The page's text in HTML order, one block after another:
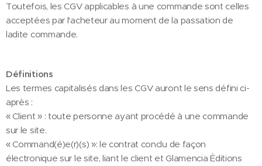
Toutefois, les CGV applicables à une commande sont celles
acceptées par l'acheteur au moment de la passation de
ladite commande.
Définitions
Les termes capitalisés dans les CGV auront le sens défini ci-
après :
« Client » : toute personne ayant procédé à une commande
sur le site.
« Command(é)e(r)(s) »: le contrat conclu de façon
électronique sur le site, liant le client et Glamencia Éditions